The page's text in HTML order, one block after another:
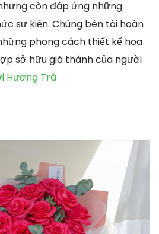
còn đáp ứng những
sự kiện. Chúng bên tôi hoàn
phong cách thiết kế hoa
sở hữu giá thành của người
Hương Trà